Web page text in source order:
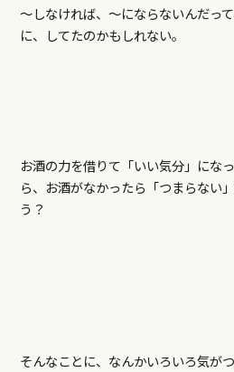
～しなければ、～にならないんだっ
に、してたのかもしれない。
お酒の力を借りて「いい気分」にな
ら、お酒がなかったら「つまらない
う？
そんなことに、なんかいろいろ気が